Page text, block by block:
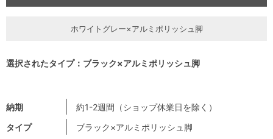
納期
約1-2週間（ショップ休業日を除く）
タイプ
ブラック×アルミポリッシュ脚
ホワイトグレー×アルミポリッシュ脚
選択されたタイプ：ブラック×アルミポリッシュ脚